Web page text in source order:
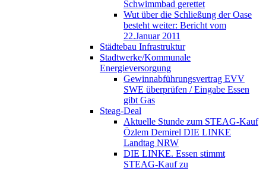
Schwimmbad gerettet
Wut über die Schließung der Oase
besteht weiter: Bericht vom
22.Januar 2011
Städtebau Infrastruktur
Stadtwerke/Kommunale
Energieversorgung
Gewinnabführungsvertrag EVV
SWE überprüfen / Eingabe Essen
gibt Gas
Steag-Deal
Aktuelle Stunde zum STEAG-Kauf
Özlem Demirel DIE LINKE
Landtag NRW
DIE LINKE. Essen stimmt
STEAG-Kauf zu